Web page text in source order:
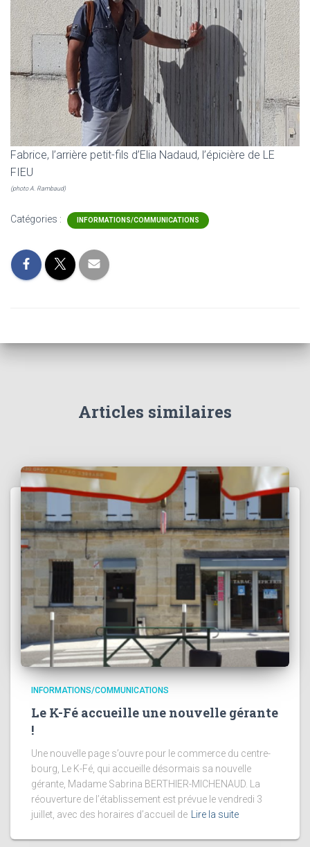
Fabrice, l’arrière petit-fils d’Elia Nadaud, l’épicière de LE
FIEU
(photo A. Rambaud)
Catégories : INFORMATIONS/COMMUNICATIONS
Articles similaires
INFORMATIONS/COMMUNICATIONS
Le K-Fé accueille une nouvelle gérante
!
Une nouvelle page s’ouvre pour le commerce du centre-
bourg, Le K-Fé, qui accueille désormais sa nouvelle
gérante, Madame Sabrina BERTHIER-MICHENAUD. La
réouverture de l’établissement est prévue le vendredi 3
juillet, avec des horaires d’accueil de
Lire la suite